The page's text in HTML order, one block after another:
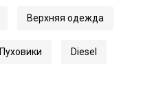
Верхняя одежда
Пуховики Diesel